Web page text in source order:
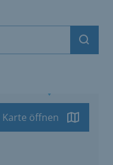
Karte öffnen